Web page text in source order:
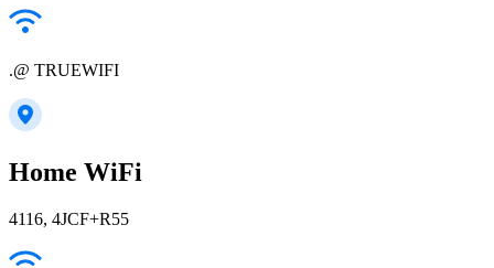
.@ TRUEWIFI
Home WiFi
4116, 4JCF+R55